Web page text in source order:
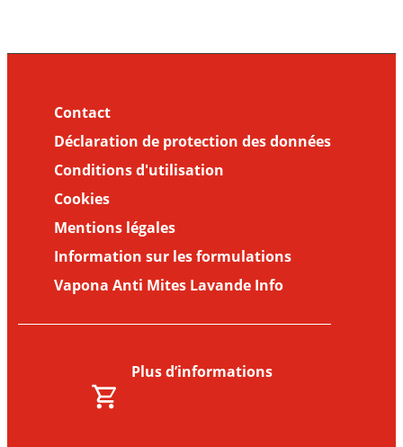
Contact
Déclaration de protection des données
Conditions d'utilisation
Cookies
Mentions légales
Information sur les formulations
Vapona Anti Mites Lavande Info
Plus d’informations